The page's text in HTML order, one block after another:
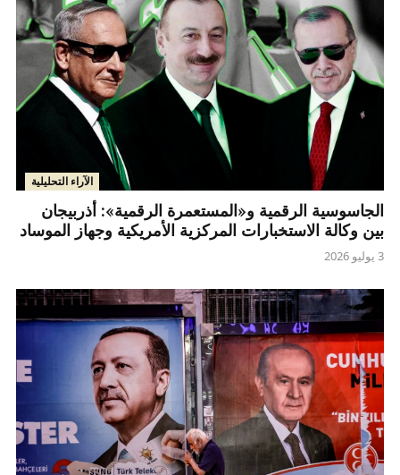
الآراء التحليلية
الجاسوسية الرقمية و«المستعمرة الرقمية»: أذربيجان
بين وكالة الاستخبارات المركزية الأمريكية وجهاز الموساد
3 يوليو 2026